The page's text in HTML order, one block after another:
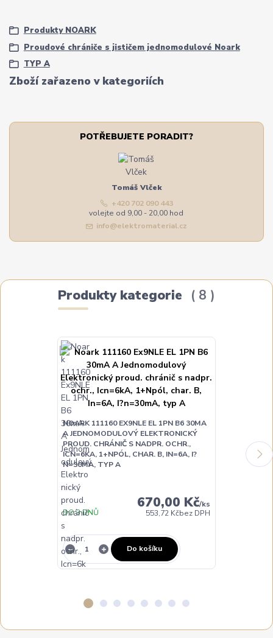
Zboží zařazeno v kategoriích
Produkty NOARK
Proudové chrániče s jističem jednomodulové Noark
TYP A
POTŘEBUJETE PORADIT?
Tomáš Vlček
+420 702 090 443
volejte od 9,00 - 20,00 hod
info@elektromaterial.cz
Produkty kategorie 8
NOARK 111160 EX9NLE EL 1PN B6 30MA
A JEDNOMODULOVÝ ELEKTRONICKÝ
PROUD. CHRÁNIČ S NADPR. OCHR.,
ICN=6KA, 1+NPÓL, CHAR. B, IN=6A, I?
N=30MA, TYP A
670,00 Kč/ks
553,72 Kčbez DPH
DO 3 DNŮ
Do košíku
30MA A
NADPR.